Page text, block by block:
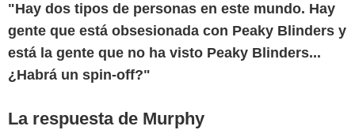
"Hay dos tipos de personas en este mundo. Hay
gente que está obsesionada con Peaky Blinders y
está la gente que no ha visto Peaky Blinders...
¿Habrá un spin-off?"
La respuesta de Murphy